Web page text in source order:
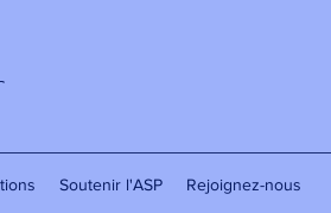
Soutenir l'ASP Rejoignez-nous